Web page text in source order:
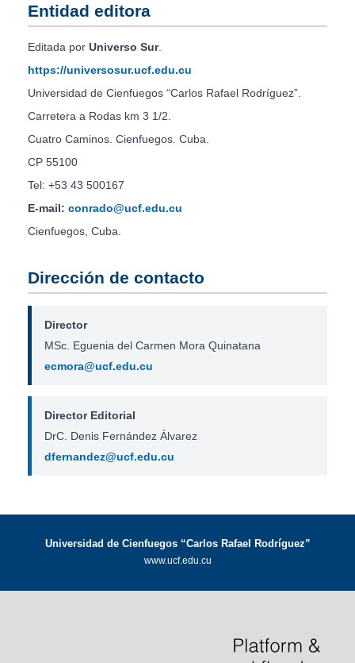
Entidad editora
Editada por Universo Sur.
https://universosur.ucf.edu.cu
Universidad de Cienfuegos “Carlos Rafael Rodríguez”.
Carretera a Rodas km 3 1/2.
Cuatro Caminos. Cienfuegos. Cuba.
CP 55100
Tel: +53 43 500167
E-mail: conrado@ucf.edu.cu
Cienfuegos, Cuba.
Dirección de contacto
Director
MSc. Eguenia del Carmen Mora Quinatana
ecmora@ucf.edu.cu
Director Editorial
DrC. Denis Fernández Álvarez
dfernandez@ucf.edu.cu
Universidad de Cienfuegos “Carlos Rafael Rodríguez”
www.ucf.edu.cu